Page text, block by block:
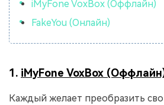
iMyFone VoxBox (Оффлайн)
FakeYou (Онлайн)
1. iMyFone VoxBox
Каждый желает преобразить